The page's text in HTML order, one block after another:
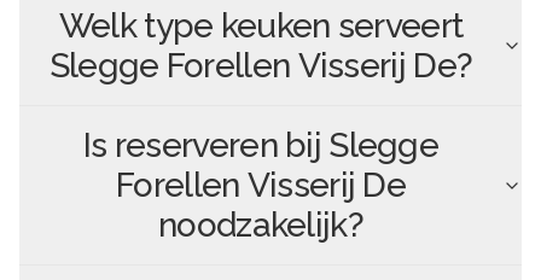
Welk type keuken serveert
Slegge Forellen Visserij De?
Is reserveren bij Slegge
Forellen Visserij De
noodzakelijk?